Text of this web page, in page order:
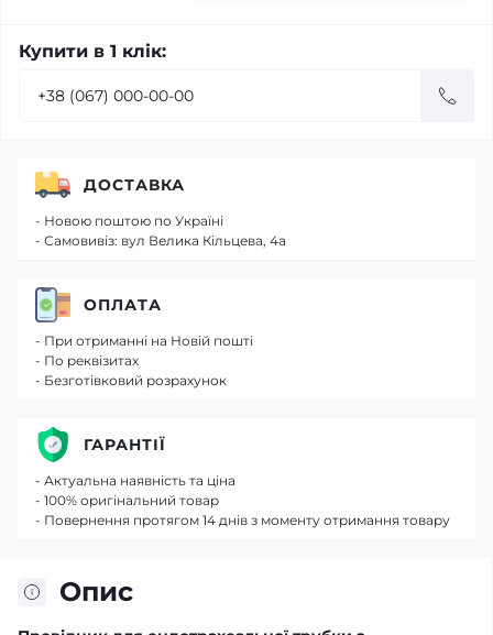
Купити в 1 клік:
Опис
ДОСТАВКА
- Новою поштою по Україні
- Самовивіз: вул Велика Кільцева, 4а
ОПЛАТА
- При отриманні на Новій пошті
- По реквізитах
- Безготівковий розрахунок
ГАРАНТІЇ
- Актуальна наявність та ціна
- 100% оригінальний товар
- Повернення протягом 14 днів з моменту отримання товару